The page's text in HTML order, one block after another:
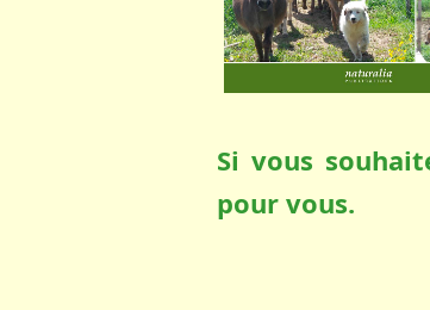
Si vous
pour vous.